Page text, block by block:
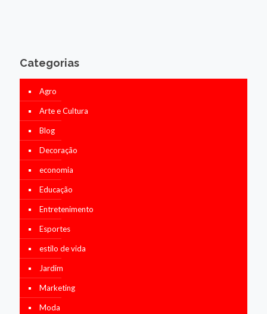
Categorias
Agro
Arte e Cultura
Blog
Decoração
economia
Educação
Entretenimento
Esportes
estilo de vida
Jardim
Marketing
Moda